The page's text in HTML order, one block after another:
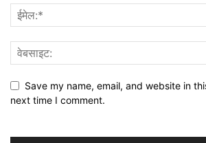
Save my name, email, and website in
next time I comment.